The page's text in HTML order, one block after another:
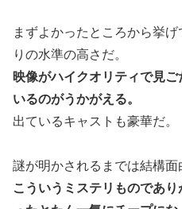
まずよかったところから挙
りの水準の高さだ。
映像がハイクオリティで見
いるのがうかがえる。
出ているキャストも豪華だ。
謎が明かされるまでは結構面
こういうミステリものであ